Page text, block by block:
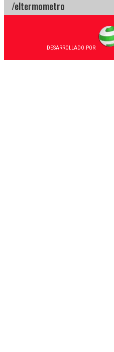
DESARROLLADO POR